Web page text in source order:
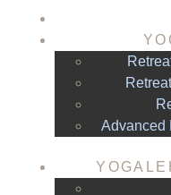
Advanced